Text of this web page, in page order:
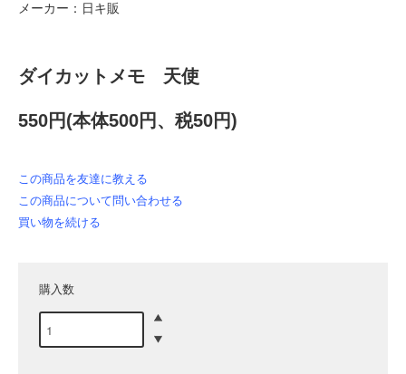
メーカー：日キ販
ダイカットメモ 天使
550円(本体500円、税50円)
この商品を友達に教える
この商品について問い合わせる
買い物を続ける
購入数